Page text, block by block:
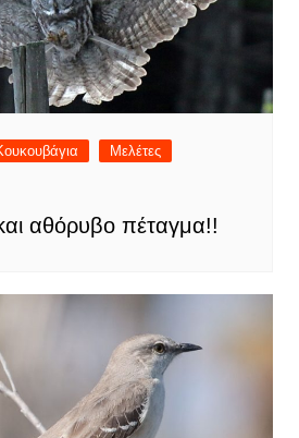
Μελέτες
αθόρυβο πέταγμα!!